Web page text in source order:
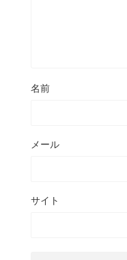
名前
メール
サイト